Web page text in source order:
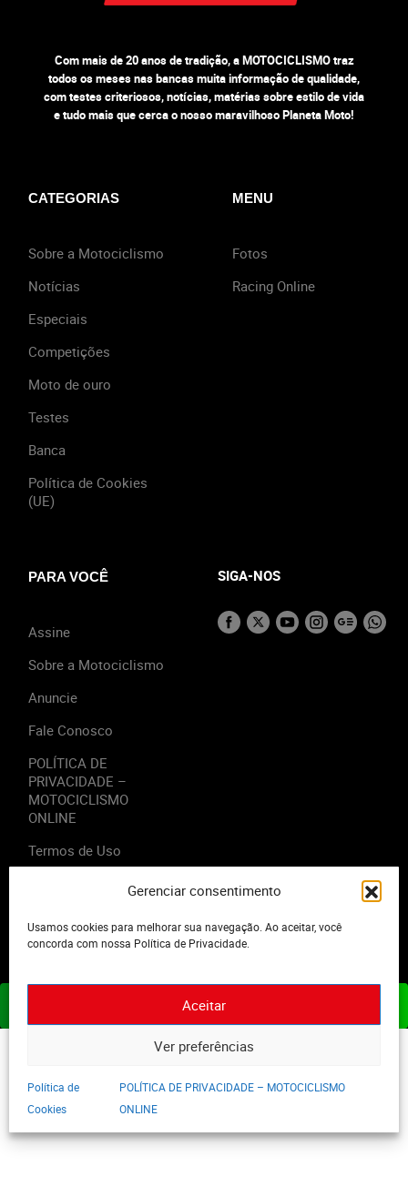
Gerenciar consentimento
Usamos cookies para melhorar sua navegação. Ao aceitar, você
concorda com nossa Política de Privacidade.
Aceitar
Ver preferências
Política de
Cookies
POLÍTICA DE PRIVACIDADE – MOTOCICLISMO
ONLINE
Com mais de 20 anos de tradição, a MOTOCICLISMO traz
todos os meses nas bancas muita informação de qualidade,
com testes criteriosos, notícias, matérias sobre estilo de vida
e tudo mais que cerca o nosso maravilhoso Planeta Moto!
CATEGORIAS
Sobre a Motociclismo
Notícias
Especiais
Competições
Moto de ouro
Testes
Banca
Política de Cookies
(UE)
MENU
Fotos
Racing Online
PARA VOCÊ
Assine
Sobre a Motociclismo
Anuncie
Fale Conosco
POLÍTICA DE
PRIVACIDADE –
MOTOCICLISMO
ONLINE
Termos de Uso
SIGA-NOS
2023 - Editora Motor Midia. Todos os direitos reservados.
ASSINE JÁ